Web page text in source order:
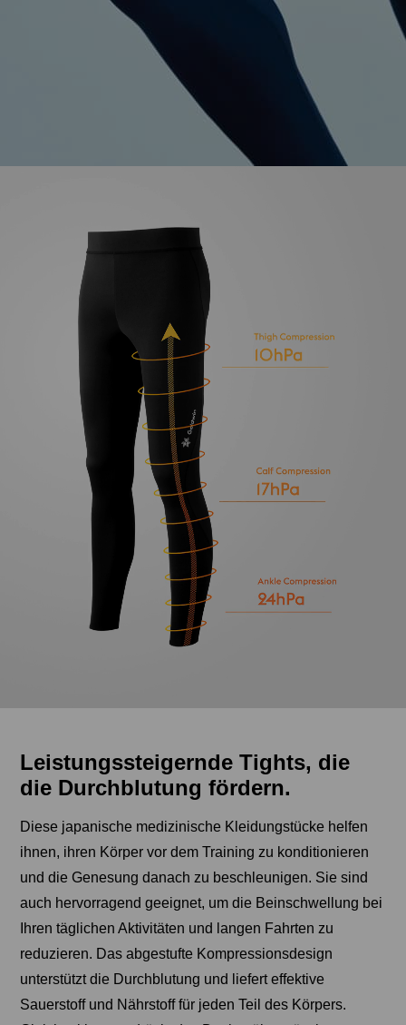
Leistungssteigernde Tights, die
die Durchblutung fördern.
Diese japanische medizinische Kleidungstücke helfen
ihnen, ihren Körper vor dem Training zu konditionieren
und die Genesung danach zu beschleunigen. Sie sind
auch hervorragend geeignet, um die Beinschwellung bei
Ihren täglichen Aktivitäten und langen Fahrten zu
reduzieren. Das abgestufte Kompressionsdesign
unterstützt die Durchblutung und liefert effektive
Sauerstoff und Nährstoff für jeden Teil des Körpers.